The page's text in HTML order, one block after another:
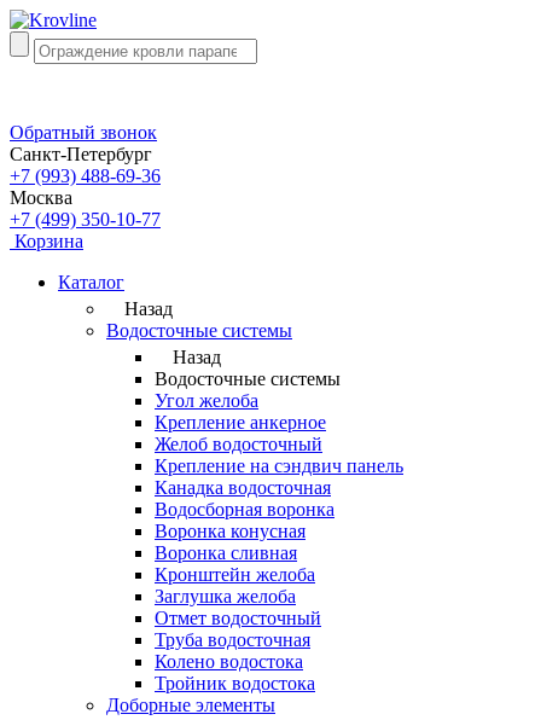
Обратный звонок
Санкт-Петербург
+7 (993) 488-69-36
Москва
+7 (499) 350-10-77
Корзина
Каталог
Назад
Водосточные системы
Назад
Водосточные системы
Угол желоба
Крепление анкерное
Желоб водосточный
Крепление на сэндвич панель
Канадка водосточная
Водосборная воронка
Воронка конусная
Воронка сливная
Кронштейн желоба
Заглушка желоба
Отмет водосточный
Труба водосточная
Колено водостока
Тройник водостока
Доборные элементы